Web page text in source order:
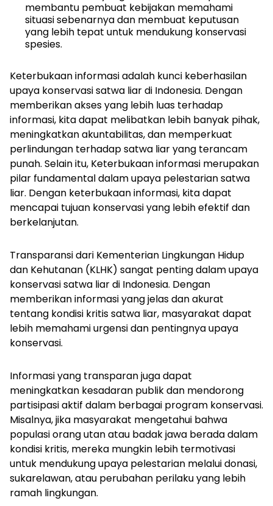
membantu pembuat kebijakan memahami
situasi sebenarnya dan membuat keputusan
yang lebih tepat untuk mendukung konservasi
spesies.
Keterbukaan informasi adalah kunci keberhasilan
upaya konservasi satwa liar di Indonesia. Dengan
memberikan akses yang lebih luas terhadap
informasi, kita dapat melibatkan lebih banyak pihak,
meningkatkan akuntabilitas, dan memperkuat
perlindungan terhadap satwa liar yang terancam
punah. Selain itu, Keterbukaan informasi merupakan
pilar fundamental dalam upaya pelestarian satwa
liar. Dengan keterbukaan informasi, kita dapat
mencapai tujuan konservasi yang lebih efektif dan
berkelanjutan.
Transparansi dari Kementerian Lingkungan Hidup
dan Kehutanan (KLHK) sangat penting dalam upaya
konservasi satwa liar di Indonesia. Dengan
memberikan informasi yang jelas dan akurat
tentang kondisi kritis satwa liar, masyarakat dapat
lebih memahami urgensi dan pentingnya upaya
konservasi.
Informasi yang transparan juga dapat
meningkatkan kesadaran publik dan mendorong
partisipasi aktif dalam berbagai program konservasi.
Misalnya, jika masyarakat mengetahui bahwa
populasi orang utan atau badak jawa berada dalam
kondisi kritis, mereka mungkin lebih termotivasi
untuk mendukung upaya pelestarian melalui donasi,
sukarelawan, atau perubahan perilaku yang lebih
ramah lingkungan.